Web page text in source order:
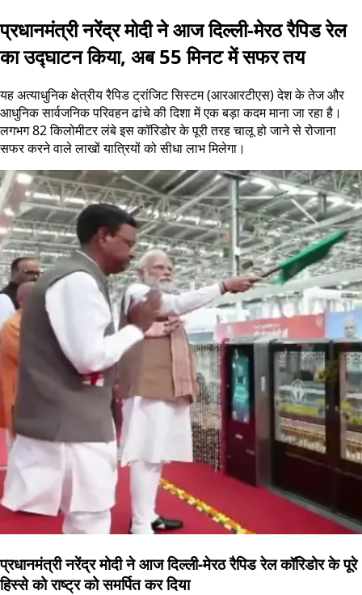
प्रधानमंत्री नरेंद्र मोदी ने आज दिल्ली-मेरठ रैपिड रेल
का उद्घाटन किया, अब 55 मिनट में सफर तय
यह अत्याधुनिक क्षेत्रीय रैपिड ट्रांजिट सिस्टम (आरआरटीएस) देश के तेज और
आधुनिक सार्वजनिक परिवहन ढांचे की दिशा में एक बड़ा कदम माना जा रहा है।
लगभग 82 किलोमीटर लंबे इस कॉरिडोर के पूरी तरह चालू हो जाने से रोजाना
सफर करने वाले लाखों यात्रियों को सीधा लाभ मिलेगा।
प्रधानमंत्री नरेंद्र मोदी ने आज दिल्ली-मेरठ रैपिड रेल कॉरिडोर के पूरे
हिस्से को राष्ट्र को समर्पित कर दिया